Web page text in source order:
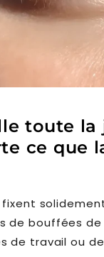
toute la
ce que
fixent
de bouffées de
de travail ou